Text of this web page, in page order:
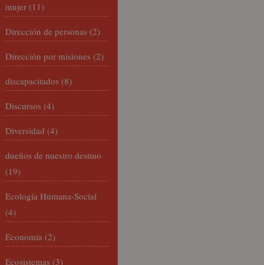
mujer (11)
Dirección de personas (2)
Dirección por misiones (2)
discapacitados (8)
Discursos (4)
Diversidad (4)
dueños de nuestro destino
(19)
Ecología Humana-Social
(4)
Economía (2)
Ecosistemas (3)